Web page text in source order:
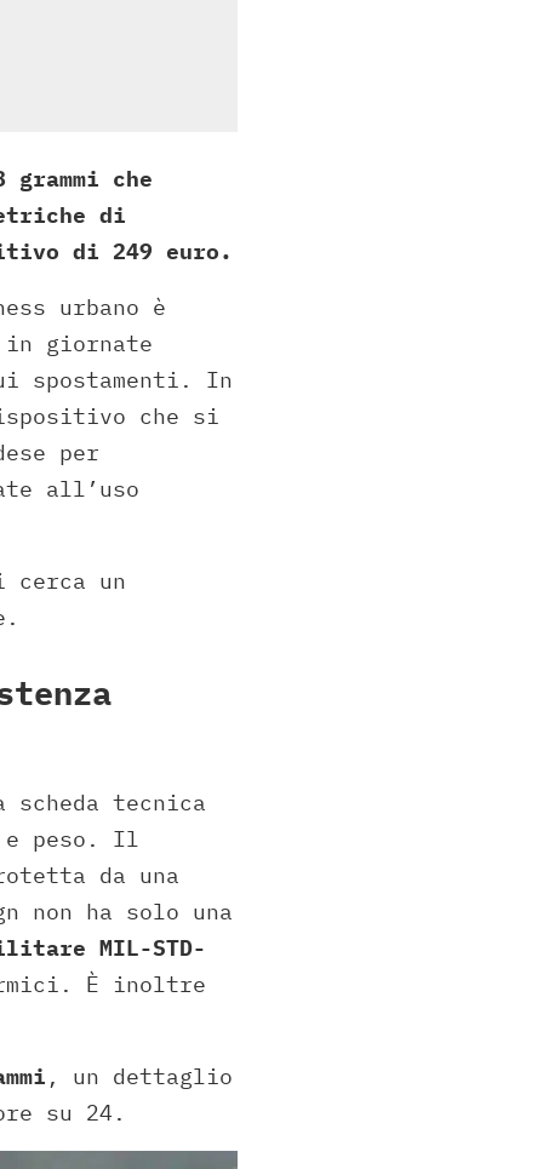
che
di
di 249 euro.
urbano è
giornate
spostamenti. In
che si
per
all’uso
cerca un
tecnica
e peso. Il
da una
ha solo una
MIL-STD-
È inoltre
, un dettaglio
su 24.